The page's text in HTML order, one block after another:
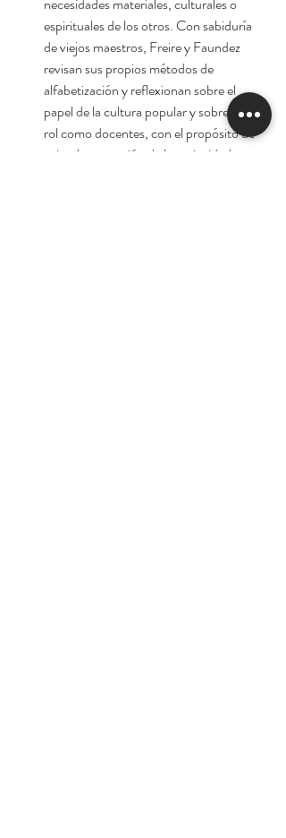
espirituales de los otros. Con sabiduría
de viejos maestros, Freire y Faundez
revisan sus propios métodos de
alfabetización y reflexionan sobre el
papel de la cultura popular y sobre su
rol como docentes, con el propósito de
evitar la castración de la curiosidad y